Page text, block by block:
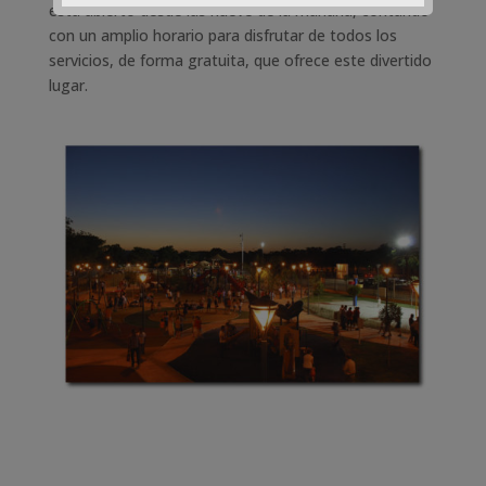
está abierto desde las nueve de la mañana, contando
con un amplio horario para disfrutar de todos los
servicios, de forma gratuita, que ofrece este divertido
lugar.